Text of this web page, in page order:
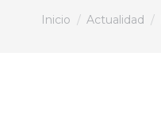
Estás aquí:
Inicio Actualidad